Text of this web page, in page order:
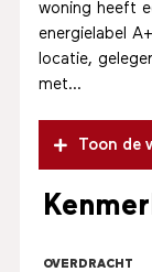
woning heeft
energielabel
locatie,
met...
Toon de
OVERDRACHT